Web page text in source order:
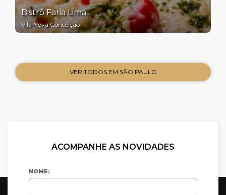
Bistrô Faria Lima
Vila Nova Conceição
VER TODOS EM SÃO PAULO
ACOMPANHE AS NOVIDADES
NOME: